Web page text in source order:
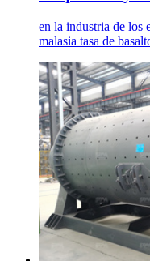
en la industria de los
malasia tasa de